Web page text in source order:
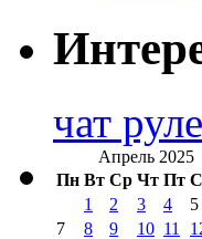
чат
Апрель 2025
Пн Вт Ср Чт Пт
1 2 3 4 5
7
8 9 10 11